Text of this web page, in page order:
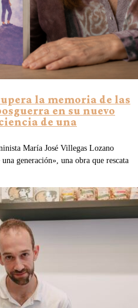
la memoria de las
en su nuevo
de una
María José Villegas Lozano
generación», una obra que rescata